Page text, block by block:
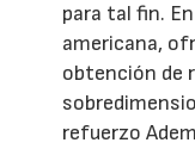
para tal fin.
americana,
obtención de
refuerzo